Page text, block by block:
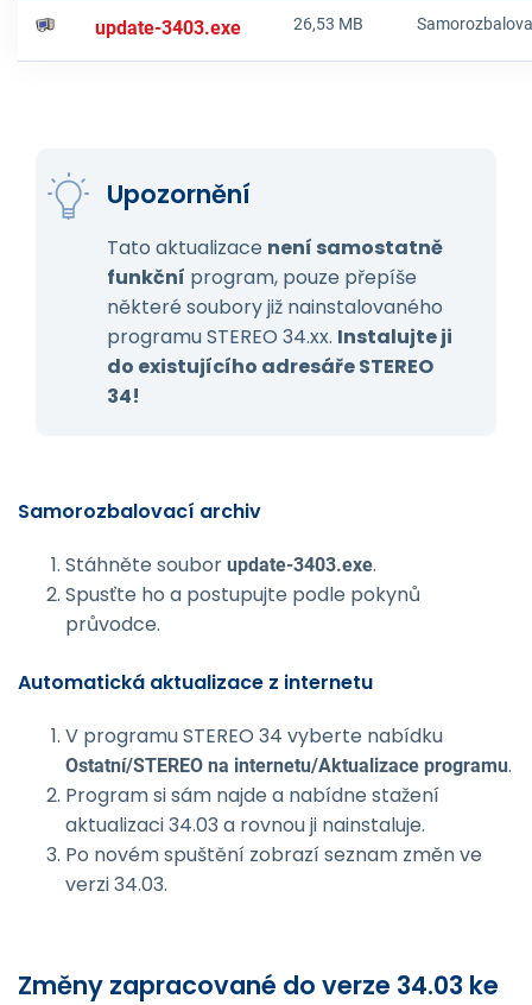
update-3403.exe 26,53 MB
Upozornění
Tato aktualizace není samostatně
funkční program, pouze přepíše
některé soubory již nainstalovaného
programu STEREO 34.xx. Instalujte ji
do existujícího adresáře STEREO
34!
Samorozbalovací archiv
Stáhněte soubor update-3403.exe.
Spusťte ho a postupujte podle pokynů
průvodce.
Automatická aktualizace z internetu
V programu STEREO 34 vyberte nabídku
Ostatní/STEREO na internetu/Aktu­alizace programu.
Program si sám najde a nabídne stažení
aktualizaci 34.03 a rovnou ji nainstaluje.
Po novém spuštění zobrazí seznam změn ve
verzi 34.03.
Změny zapracované do verze 34.03 ke